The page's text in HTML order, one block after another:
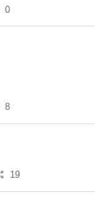
0
8
19